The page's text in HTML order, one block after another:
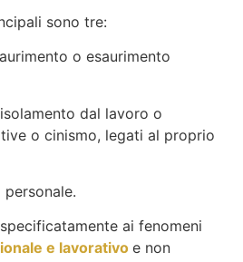
sono tre:
o esaurimento
dal lavoro o
o cinismo, legati al proprio
ai fenomeni
e lavorativo e non